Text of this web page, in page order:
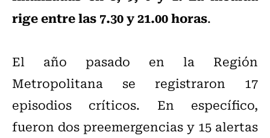
rige entre las 7.30 y 21.00 horas.
El año pasado en la Región
Metropolitana se registraron 17
episodios críticos. En específico,
fueron dos preemergencias y 15 alertas